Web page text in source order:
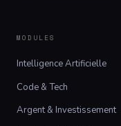
MODULES
Intelligence Artificielle
Code & Tech
Argent & Investissement